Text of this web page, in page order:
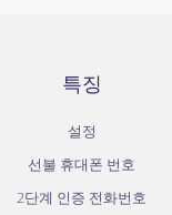
특징
설정
선불 휴대폰 번호
2단계 인증 전화번호